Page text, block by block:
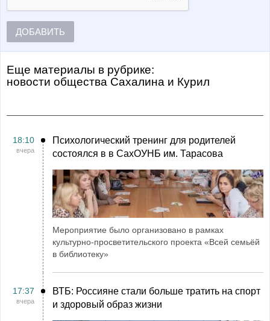
ДОБАВИТЬ
Еще материалы в рубрике:
Новости общества Сахалина и Курил
18:10
вчера
Психологический тренинг для родителей
состоялся в в СахОУНБ им. Тарасова
Мероприятие было организовано в рамках
культурно-просветительского проекта «Всей семьёй
в библиотеку»
17:37
вчера
ВТБ: Россияне стали больше тратить на спорт
и здоровый образ жизни